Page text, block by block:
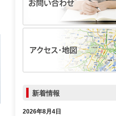
新着情報
2026年8月4日